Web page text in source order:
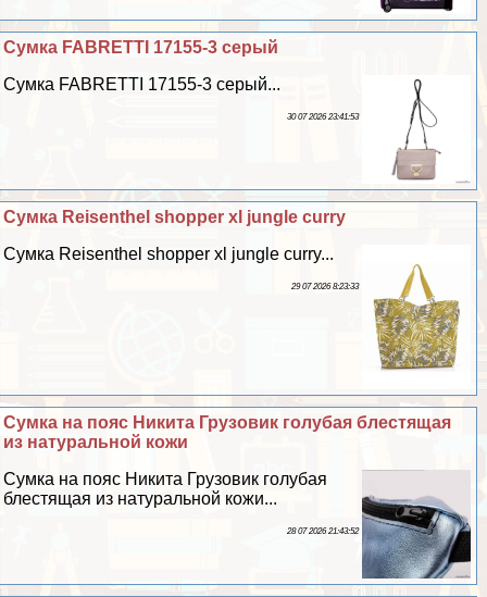
Сумка FABRETTI 17155-3 серый
Сумка FABRETTI 17155-3 серый...
30 07 2026 23:41:53
Сумка Reisenthel shopper xl jungle curry
Сумка Reisenthel shopper xl jungle curry...
29 07 2026 8:23:33
Сумка на пояс Никита Грузовик гoлyбая блестящая
из натуральной кожи
Сумка на пояс Никита Грузовик гoлyбая
блестящая из натуральной кожи...
28 07 2026 21:43:52